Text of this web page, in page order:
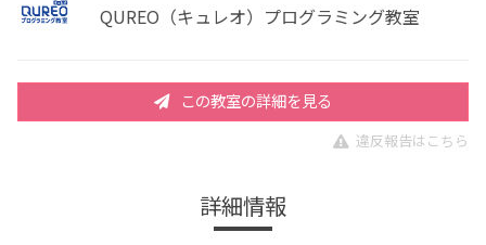
QUREO（キュレオ）プログラミング教室
この教室の詳細を見る
違反報告はこちら
詳細情報